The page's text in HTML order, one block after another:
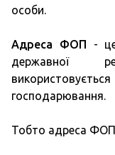
особи.
Адреса ФОП -
державної
господарювання.
Тобто адреса